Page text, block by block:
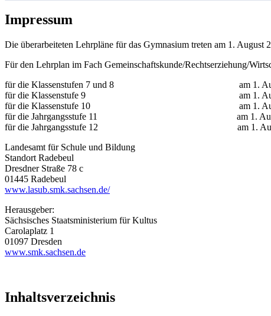
Impressum
Die überarbeiteten Lehrpläne für das Gymnasium treten am 1. August
Für den Lehrplan im Fach Gemeinschaftskunde/Rechtserziehung/
für die Klassenstufen 7 und 8 am 1.
für die Klassenstufe 9 am 1. August
für die Klassenstufe 10 am 1. August
für die Jahrgangsstufe 11 am 1.
für die Jahrgangsstufe 12 am 1.
Landesamt für Schule und Bildung
Standort Radebeul
Dresdner Straße 78 c
01445 Radebeul
www.lasub.smk.sachsen.de/
Herausgeber:
Sächsisches Staatsministerium für Kultus
Carolaplatz 1
01097 Dresden
www.smk.sachsen.de
Inhaltsverzeichnis